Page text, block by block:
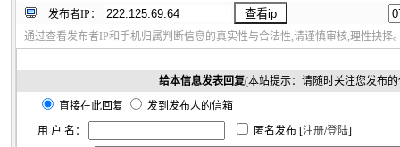
发布者IP：
通过查看发布者IP和手机归属判断信息的真实性与合法性,请谨慎审核,理性抉择
给本信息发表回复(本站提示：请随时关注您发布
直接在此回复
发到发布人的信箱
用 户 名：
匿名发布 [注册/登陆]